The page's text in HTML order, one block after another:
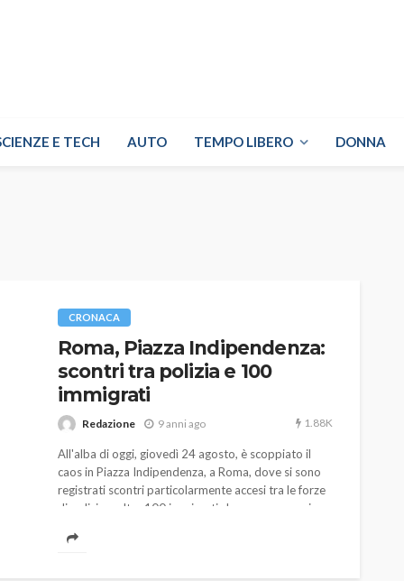
E TECH AUTO TEMPO LIBERO DONNA
CRONACA
Roma, Piazza Indipendenza:
scontri tra polizia e 100
immigrati
Redazione 9 anni ago 1.88K
All'alba di oggi, giovedì 24 agosto, è scoppiato il
caos in Piazza Indipendenza, a Roma, dove si sono
registrati scontri particolarmente accesi tra le forze
di polizia e oltre 100 immigrati che occupavano i